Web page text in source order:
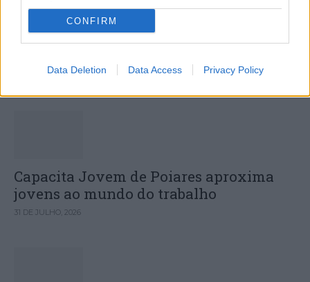
CONFIRM
Data Deletion Data Access Privacy Policy
Deputados do PSD saúdam Banda
31 DE JULHO, 2026
Capacita Jovem de Poiares aproxima
jovens ao mundo do trabalho
31 DE JULHO, 2026